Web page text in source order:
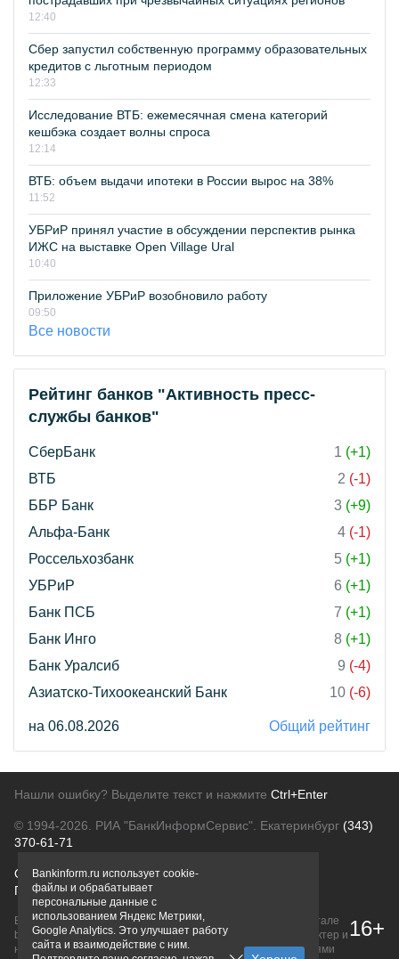
12:40
Сбер запустил собственную программу образовательных
кредитов с льготным периодом
12:33
Исследование ВТБ: ежемесячная смена категорий
кешбэка создает волны спроса
12:14
ВТБ: объем выдачи ипотеки в России вырос на 38%
11:52
УБРиР принял участие в обсуждении перспектив рынка
ИЖС на выставке Open Village Ural
10:40
Приложение УБРиР возобновило работу
09:50
Все новости
Рейтинг банков "Активность пресс-
службы банков"
СберБанк 1 (+1)
ВТБ
2 (-1)
ББР Банк
3 (+9)
Альфа-Банк
4 (-1)
Россельхозбанк
5 (+1)
УБРиР
6 (+1)
Банк ПСБ
7 (+1)
Банк Инго
8 (+1)
Банк Уралсиб
9 (-4)
Азиатско-Тихоокеанский Банк
10 (-6)
на 06.08.2026 Общий рейтинг
Нашли ошибку? Выделите текст и нажмите Ctrl+Enter
© 1994-2026. РИА "БанкИнформСервис". Екатеринбург (343)
370-61-71
О проектеПолитика конфиденциальности
Правовая информацияДля рекламодателей
Вся информация о продуктах банков, размещенная на портале
bankinform.ru, носит исключительно ознакомительный характер и
не является публичной офертой, определяемой положениями
16+
Bankinform.ru использует cookie-
файлы и обрабатывает
персональные данные с
использованием Яндекс Метрики,
Google Analytics. Это улучшает работу
сайта и взаимодействие с ним.